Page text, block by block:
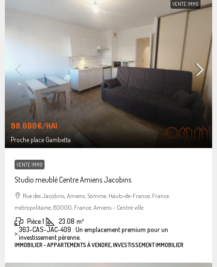
VENTE IMMO
98.000€/HAI
Proche place Gambetta
VENTE IMMO
Studio meublé Centre Amiens Jacobins
Rue des Jacobins, Amiens, Somme, Hauts-de-France, France
métropolitaine, 80000, France, Amiens - Centre ville
Pièce:1 23.08 m²
>:363-CAS-JAC-409 : Un emplacement premium pour un
investissement pérenne.
IMMOBILIER - APPARTEMENTS À VENDRE, INVESTISSEMENT IMMOBILIER